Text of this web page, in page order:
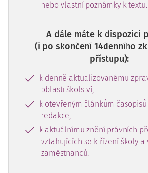
nebo vlastní poznámky k textu.
A dále máte k dispozici
(i po skončení 14denního
přístupu):
k denně aktualizovanému
oblasti školství,
k otevřeným článkům
redakce,
k aktuálnímu znění právních
vztahujících se k řízení školy a
zaměstnanců.